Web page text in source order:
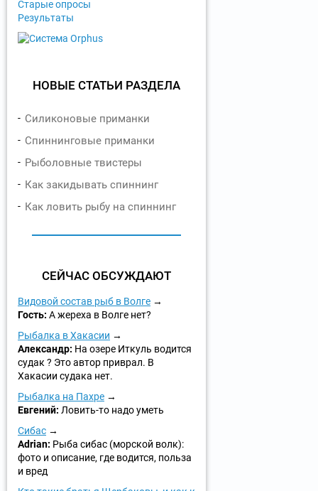
Старые опросы
Результаты
НОВЫЕ СТАТЬИ РАЗДЕЛА
Силиконовые приманки
Спиннинговые приманки
Рыболовные твистеры
Как закидывать спиннинг
Как ловить рыбу на спиннинг
СЕЙЧАС ОБСУЖДАЮТ
Видовой состав рыб в Волге
Гость: А жереха в Волге нет?
Рыбалка в Хакасии
Александр: На озере Иткуль водится
судак ? Это автор приврал. В
Хакасии судака нет.
Рыбалка на Пахре
Евгений: Ловить-то надо уметь
Сибас
Adrian: Рыба сибас (морской волк):
фото и описание, где водится, польза
и вред